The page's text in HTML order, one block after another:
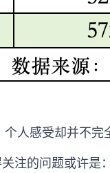
人感受却并不完
注的问题或许是